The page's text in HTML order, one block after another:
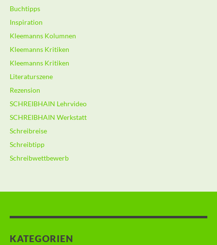
Buchtipps
Inspiration
Kleemanns Kolumnen
Kleemanns Kritiken
Kleemanns Kritiken
Literaturszene
Rezension
SCHREIBHAIN Lehrvideo
SCHREIBHAIN Werkstatt
Schreibreise
Schreibtipp
Schreibwettbewerb
KATEGORIEN